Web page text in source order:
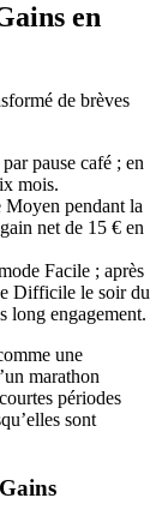
en
de brèves
pause café ; en
mois.
pendant la
net de 15 € en
Facile ; après
Difficile le soir du
long engagement.
une
marathon
périodes
sont